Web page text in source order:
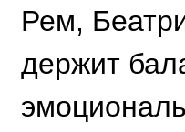
Рем,
держит